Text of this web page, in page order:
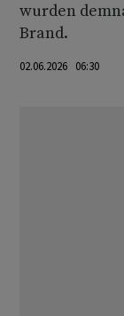
wurden
Brand.
02.06.2026 06:30